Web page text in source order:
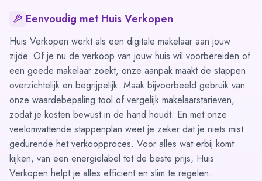
Eenvoudig met Huis Verkopen
Huis Verkopen werkt als een digitale makelaar aan jouw
zijde. Of je nu de verkoop van jouw huis wil voorbereiden of
een goede makelaar zoekt, onze aanpak maakt de stappen
overzichtelijk en begrijpelijk. Maak bijvoorbeeld gebruik van
onze waardebepaling tool of vergelijk makelaarstarieven,
zodat je kosten bewust in de hand houdt. En met onze
veelomvattende stappenplan weet je zeker dat je niets mist
gedurende het verkoopproces. Voor alles wat erbij komt
kijken, van een energielabel tot de beste prijs, Huis
Verkopen helpt je alles efficiënt en slim te regelen.